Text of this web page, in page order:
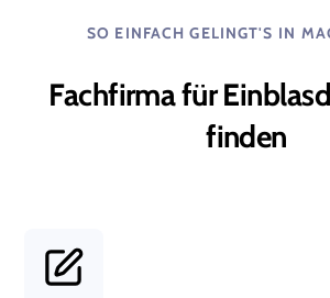
SO EINFACH GELINGT'S IN
Fachfirma für
finden